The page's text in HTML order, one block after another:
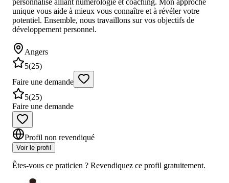
personnalisé alliant numérologie et coaching. Mon approche
unique vous aide à mieux vous connaître et à révéler votre
potentiel. Ensemble, nous travaillons sur vos objectifs de
développement personnel.
Angers
5(25)
Faire une demande
5(25)
Faire une demande
Profil non revendiqué
Voir le profil
Êtes-vous ce praticien ? Revendiquez ce profil gratuitement.